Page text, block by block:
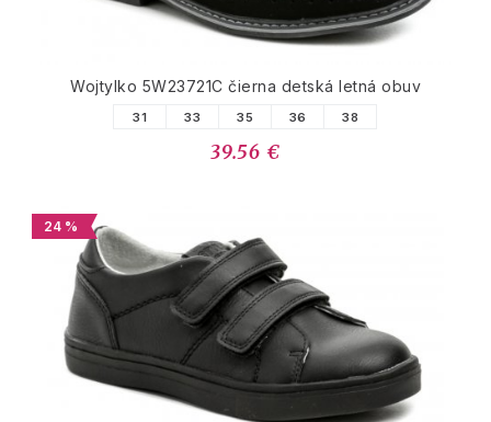
Wojtylko 5W23721C čierna detská letná obuv
31 33 35 36 38
39.56 €
24 %